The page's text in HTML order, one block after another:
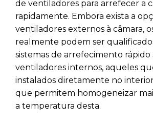
de ventiladores para arrefecer a
rapidamente. Embora exista a
ventiladores externos à câmara,
realmente podem ser
sistemas de arrefecimento rápido
ventiladores internos, aqueles
instalados diretamente no
que permitem homogeneizar
a temperatura desta.